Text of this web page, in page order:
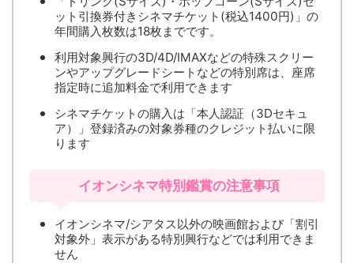
ット引換券付きシネマチケット(税込1400円)」の
年間購入枚数は18枚までです。
利用対象興行の3D/4D/IMAXなどの特殊スクリー
ンやアップグレードシートなどの特別席は、座席
指定時に追加料金で利用できます
シネマチケットの購入は「本人認証（3Dセキュ
ア）」登録済みの対象券種のクレジット払いに限
ります
イオンシネマ特別鑑賞の注意事項
イオンシネマ/シアタス以外の映画館および「割引
対象外」表示がある特別興行などでは利用できま
せん